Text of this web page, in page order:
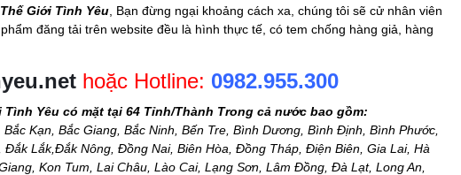
Giới Tình Yêu , Bạn đừng ngại khoảng cách xa, chúng tôi sẽ cử nhân viên
đăng tải trên website đều là hình thực tế, có tem chống hàng giả, hàng
hoặc Hotline: 0982.955.300
Yêu có mặt tại 64 Tỉnh/Thành Trong cả nước bao gồm:
Kạn, Bắc Giang, Bắc Ninh, Bến Tre, Bình Dương, Bình Định, Bình Phước,
Lắk,Đắk Nông, Đồng Nai, Biên Hòa, Đồng Tháp, Điện Biên, Gia Lai, Hà
Kon Tum, Lai Châu, Lào Cai, Lạng Sơn, Lâm Đồng, Đà Lạt, Long An,